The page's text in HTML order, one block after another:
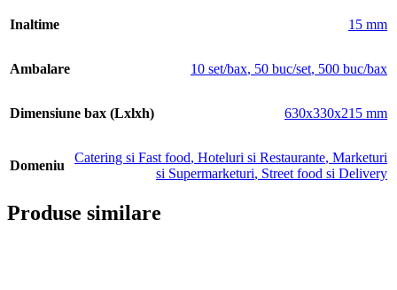
Inaltime 15 mm
Ambalare 10 set/bax, 50 buc/set, 500 buc/bax
Dimensiune bax (Lxlxh) 630x330x215 mm
Domeniu
Catering si Fast food, Hoteluri si Restaurante, Marketuri
si Supermarketuri, Street food si Delivery
Produse similare